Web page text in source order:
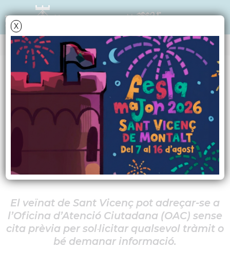
X
NOTÍCIES - ACTUALITAT
L'Oficina d'Atenció
Ciutadana atén sense
cita prèvia
El veïnat de Sant Vicenç pot adreçar-se a
l’Oficina d’Atenció Ciutadana (OAC) sense
cita prèvia per sol·licitar qualsevol tràmit o
bé demanar informació.